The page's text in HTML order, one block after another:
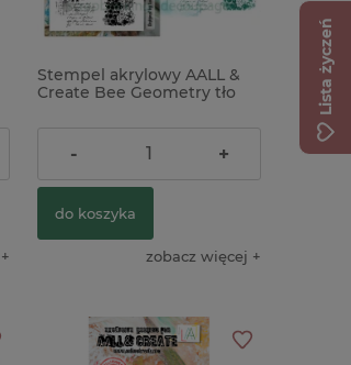
Stempel akrylowy AALL &
Create Bee Geometry tło
56,00 zł
- +
do koszyka
zobacz więcej
Lista życzeń